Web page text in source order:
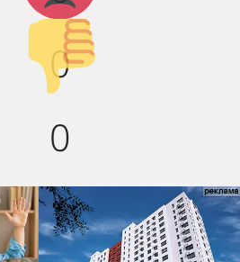
0
Палец
вниз!
0